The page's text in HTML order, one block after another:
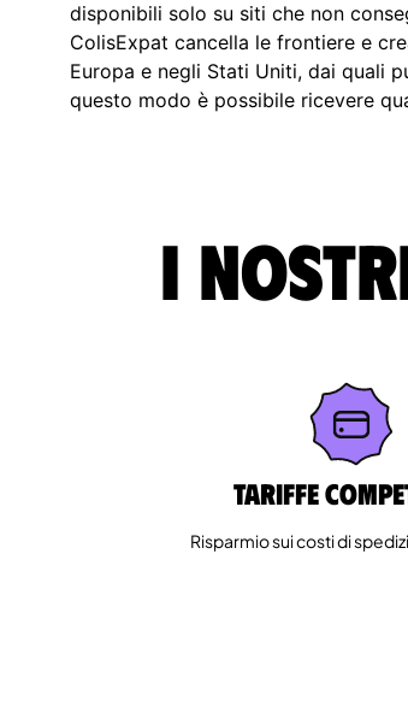
disponibili solo su siti che non
ColisExpat cancella le frontiere e
Europa e negli Stati Uniti, dai quali
questo modo è possibile ricevere
I
Tariffe
Risparmio sui costi di